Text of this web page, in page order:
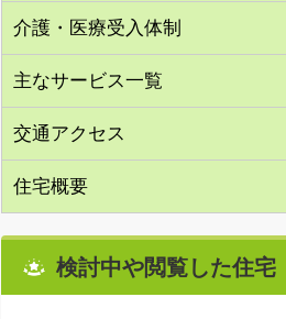
介護・医療受入体制
主なサービス一覧
交通アクセス
住宅概要
検討中や閲覧した住宅